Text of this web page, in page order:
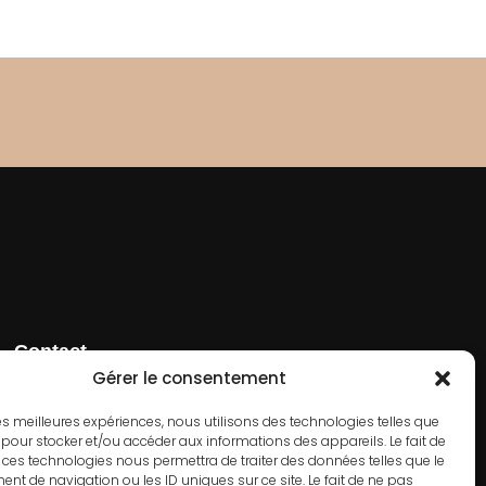
Gérer le consentement
meilleures expériences, nous utilisons des technologies telles que
stocker et/ou accéder aux informations des appareils. Le fait de
technologies nous permettra de traiter des données telles que le
de navigation ou les ID uniques sur ce site. Le fait de ne pas
Contact
01 42 66 50 70